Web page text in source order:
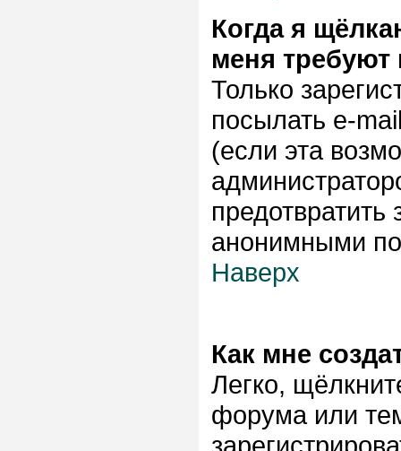
Когда я
меня требуют
Только
посылать e-
(если эта
анонимными
Наверх
Как мне
Легко,
форума или